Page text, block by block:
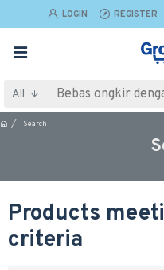
LOGIN REGISTER
All
Search
Products
criteria